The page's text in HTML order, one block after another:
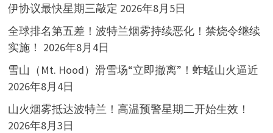
伊协议最快星期三敲定 2026年8月5日
全球排名第五差！波特兰烟雾持续恶化！禁烧令继续
实施！ 2026年8月4日
雪山（Mt. Hood）滑雪场“立即撤离”！蚱蜢山火逼近
2026年8月4日
山火烟雾抵达波特兰！高温预警星期二开始生效！
2026年8月3日